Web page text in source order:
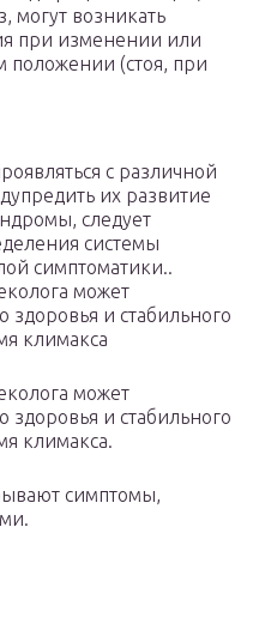
могут возникать
при изменении или
положении (стоя, при
с различной
их развитие
следует
системы
симптоматики..
может
здоровья и стабильного
климакса
может
здоровья и стабильного
климакса.
симптомы,